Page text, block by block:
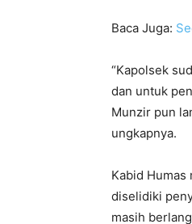
Baca Juga:
“Kapolsek
dan untuk
Munzir pun
ungkapnya.
Kabid Humas
diselidiki
masih